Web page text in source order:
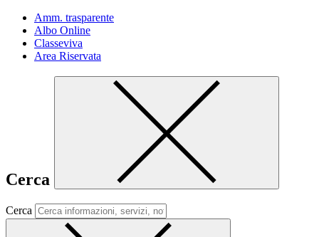
Amm. trasparente
Albo Online
Classeviva
Area Riservata
Cerca
Cerca